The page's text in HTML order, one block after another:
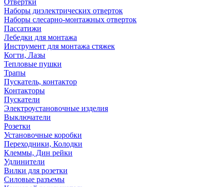
Отвертки
Наборы диэлектрических отверток
Наборы слесарно-монтажных отверток
Пассатижи
Лебедки для монтажа
Инструмент для монтажа стяжек
Когти, Лазы
Тепловые пушки
Трапы
Пускатель, контактор
Контакторы
Пускатели
Электроустановочные изделия
Выключатели
Розетки
Установочные коробки
Переходники, Колодки
Клеммы, Дин рейки
Удлинители
Вилки для розетки
Силовые разъемы